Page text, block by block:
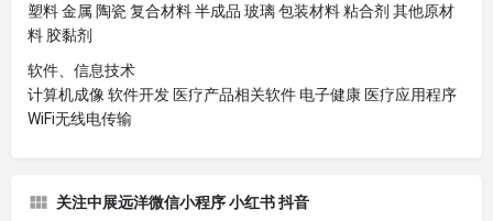
塑料 金属 陶瓷 复合材料 半成品 玻璃 包装材料 粘合剂 其他原材
料 胶黏剂
软件、信息技术
计算机成像 软件开发 医疗产品相关软件 电子健康 医疗应用程序
WiFi无线电传输
关注中展远洋微信小程序 小红书 抖音